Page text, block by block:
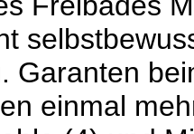
Garanten
einmal